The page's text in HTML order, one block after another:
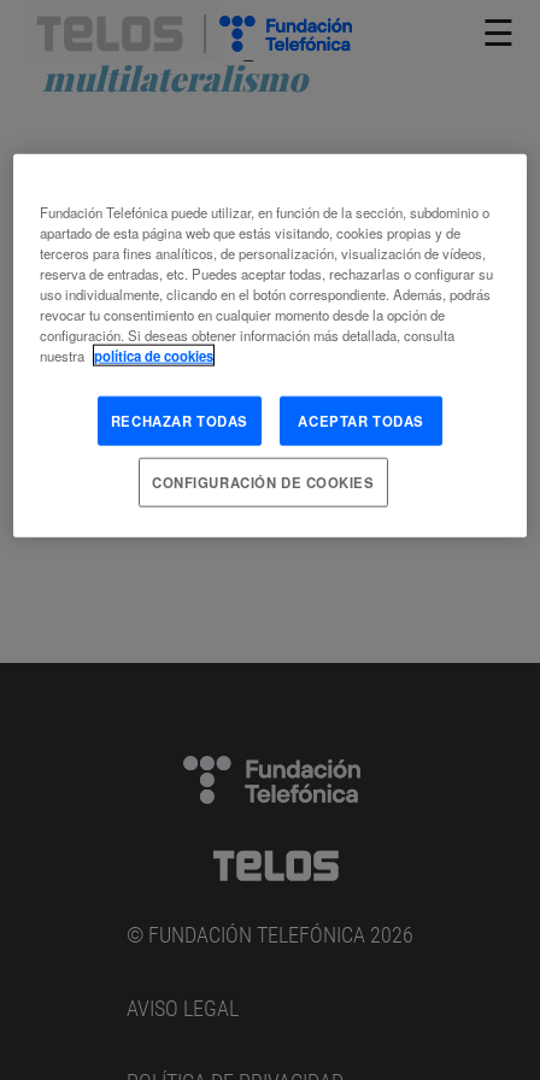
☰
Artículos etiquetados como
multilateralismo
EL ORDEN MUNDIAL SE JUEGA EN
INTERNET
ZORAIDA FRÍAS
6.15 POLÍTICA Y GOBIERNOESPIONAJEESTADOS
GEOTECNOLOGÍA
© FUNDACIÓN TELEFÓNICA 2026
AVISO LEGAL
Fundación Telefónica puede utilizar, en función de la sección, subdominio o
apartado de esta página web que estás visitando, cookies propias y de
terceros para fines analíticos, de personalización, visualización de vídeos,
reserva de entradas, etc. Puedes aceptar todas, rechazarlas o configurar su
uso individualmente, clicando en el botón correspondiente. Además, podrás
revocar tu consentimiento en cualquier momento desde la opción de
configuración. Si deseas obtener información más detallada, consulta
nuestra política de cookies
RECHAZAR TODAS ACEPTAR TODAS
CONFIGURACIÓN DE COOKIES